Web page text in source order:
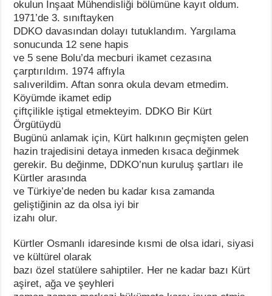
okulun İnşaat Mühendisliği bölümüne kayıt oldum.
1971’de 3. sınıftayken
DDKO davasından dolayı tutuklandım. Yargılama
sonucunda 12 sene hapis
ve 5 sene Bolu’da mecburi ikamet cezasına
çarptırıldım. 1974 affıyla
salıverildim. Aftan sonra okula devam etmedim.
Köyümde ikamet edip
çiftçilikle iştigal etmekteyim. DDKO Bir Kürt
Örgütüydü
Bugünü anlamak için, Kürt halkının geçmişten gelen
hazin trajedisini detaya inmeden kısaca değinmek
gerekir. Bu değinme, DDKO’nun kuruluş şartları ile
Kürtler arasında
ve Türkiye’de neden bu kadar kısa zamanda
geliştiğinin az da olsa iyi bir
izahı olur.
Kürtler Osmanlı idaresinde kısmi de olsa idari, siyasi
ve kültürel olarak
bazı özel statülere sahiptiler. Her ne kadar bazı Kürt
aşiret, ağa ve şeyhleri